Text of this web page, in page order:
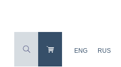
ENG RUS